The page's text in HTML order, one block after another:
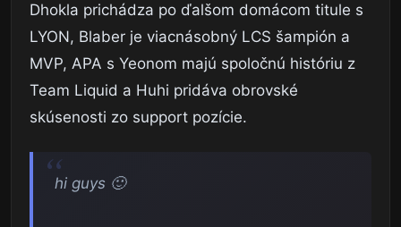
Dhokla prichádza po ďalšom domácom titule s
LYON, Blaber je viacnásobný LCS šampión a
MVP, APA s Yeonom majú spoločnú históriu z
Team Liquid a Huhi pridáva obrovské
skúsenosti zo support pozície.
hi guys 🙂